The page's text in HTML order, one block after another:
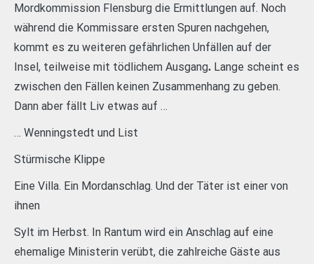
Mordkommission Flensburg die Ermittlungen auf. Noch
während die Kommissare ersten Spuren nachgehen,
kommt es zu weiteren gefährlichen Unfällen auf der
Insel, teilweise mit tödlichem Ausgang. Lange scheint es
zwischen den Fällen keinen Zusammenhang zu geben.
Dann aber fällt Liv etwas auf …
… Wenningstedt und List
Stürmische Klippe
Eine Villa. Ein Mordanschlag. Und der Täter ist einer von
ihnen
Sylt im Herbst. In Rantum wird ein Anschlag auf eine
ehemalige Ministerin verübt, die zahlreiche Gäste aus